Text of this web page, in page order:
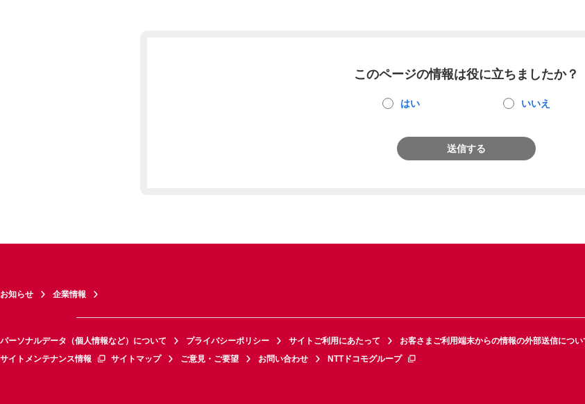
このページの情報は役に立ちましたか？
はい いいえ
送信する
お知らせ 企業情報
パーソナルデータ（個人情報など）について プライバシーポリシー サイトご利用にあたって お客さまご利用端末からの情報の外部送信につい
サイトメンテナンス情報
サイトマップ ご意見・ご要望 お問い合わせ NTTドコモグループ